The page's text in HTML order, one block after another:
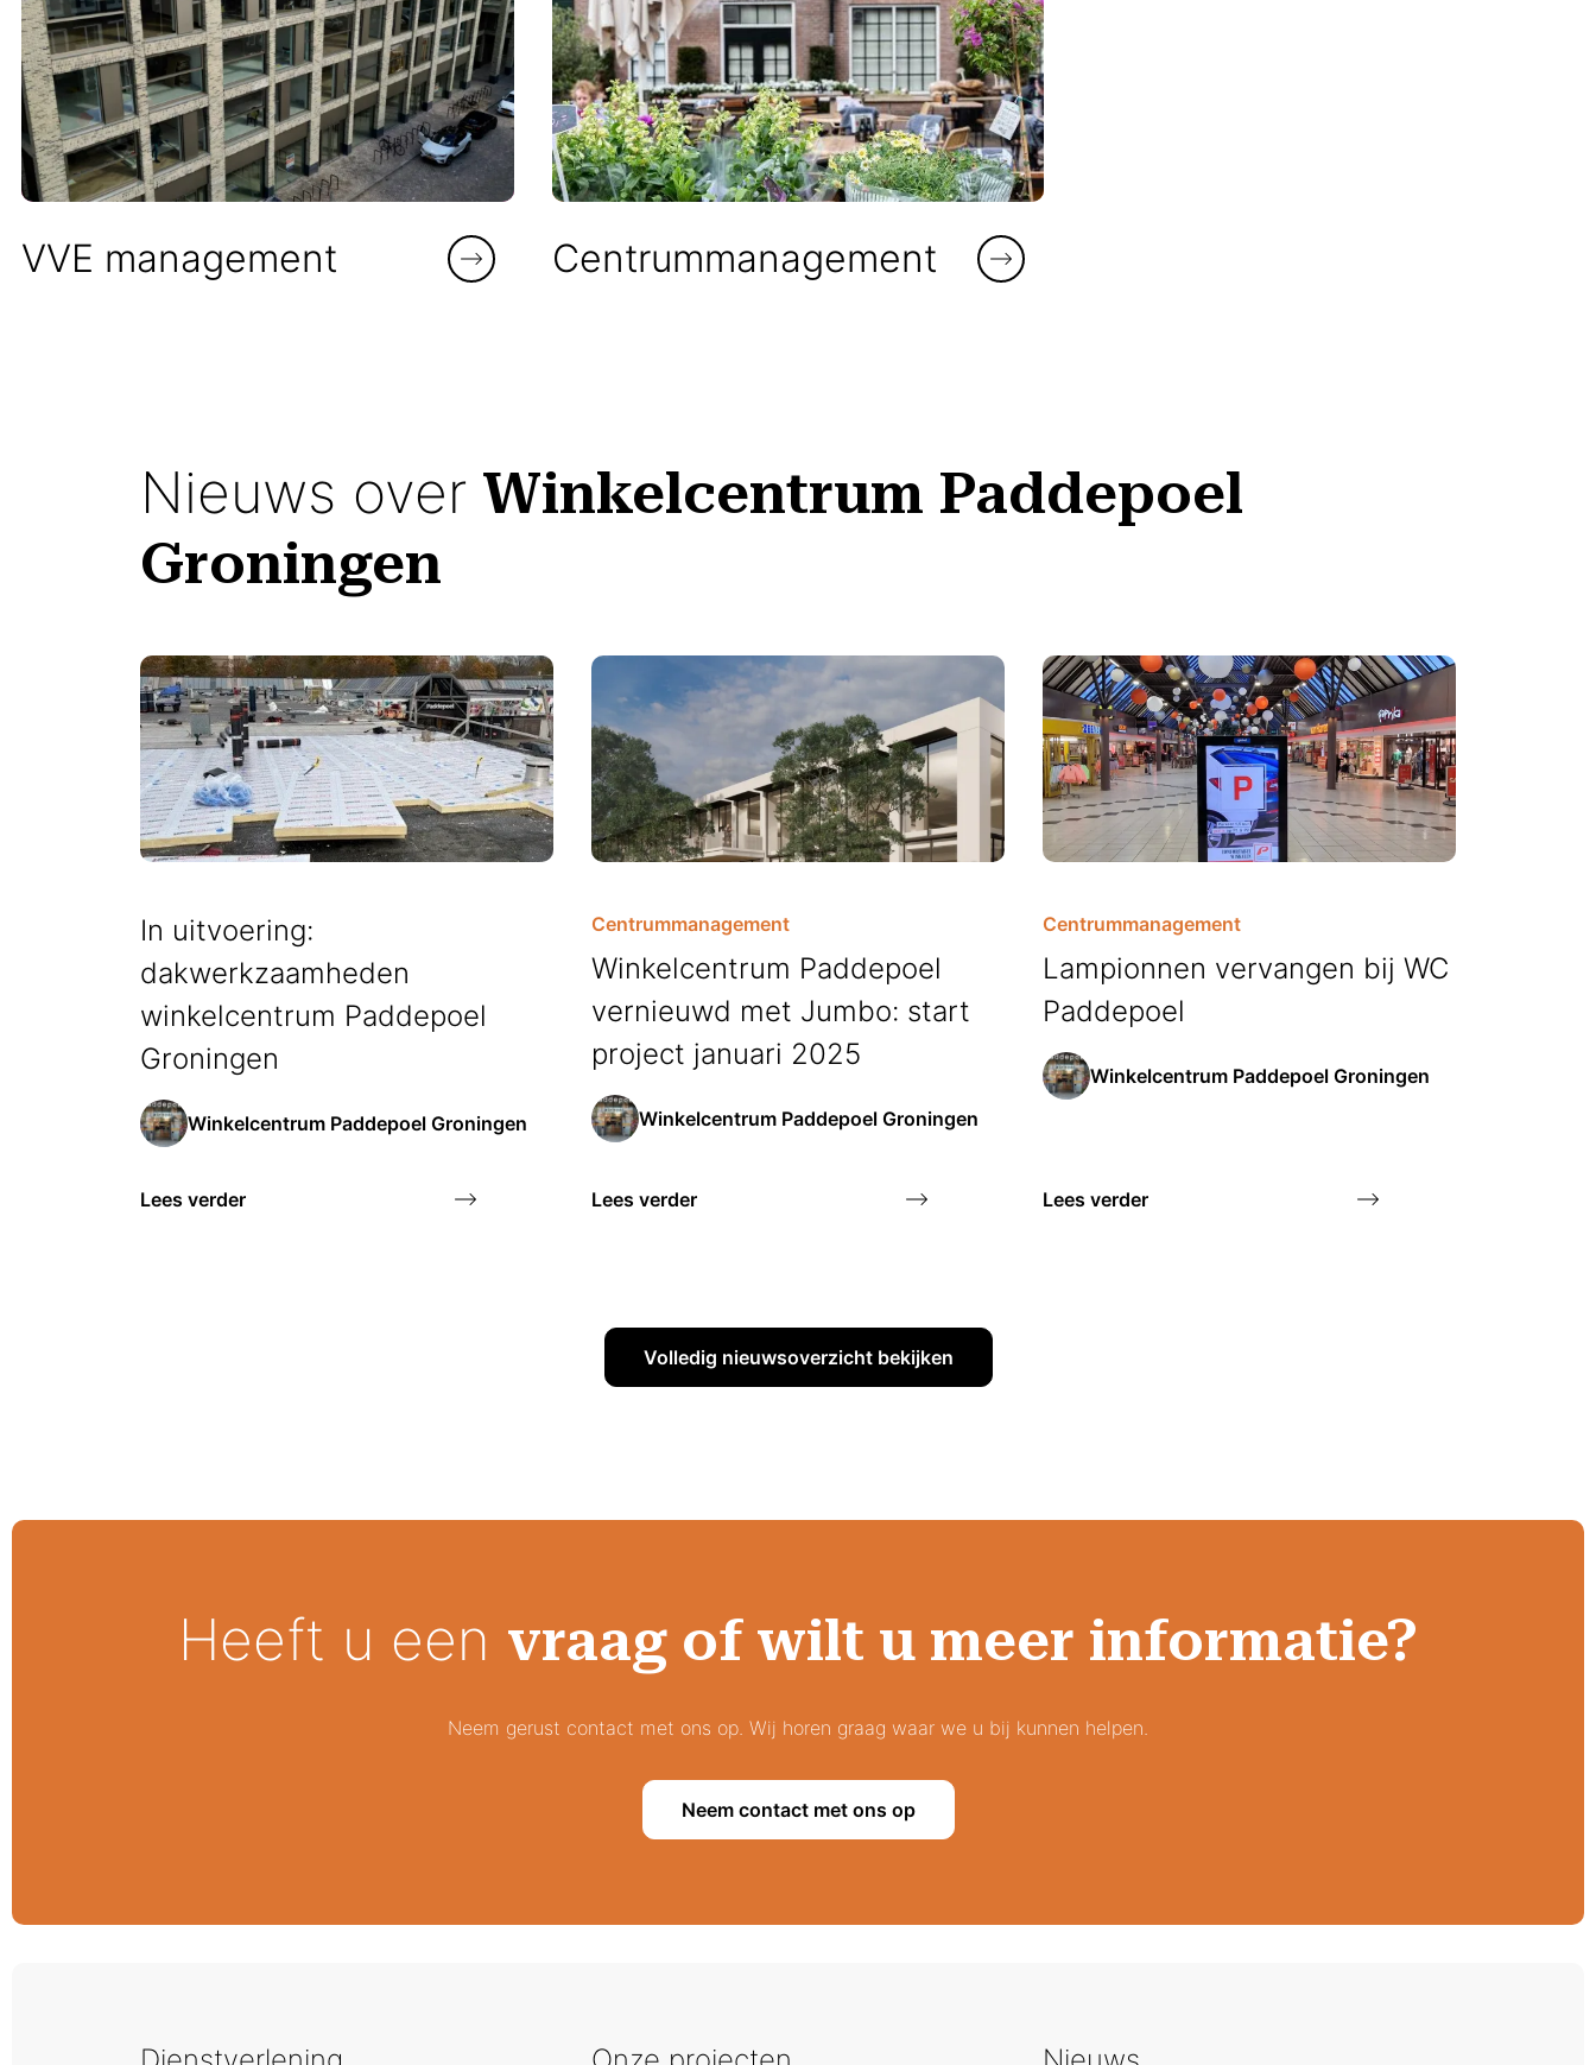
VVE management Centrummanagement
Nieuws over Winkelcentrum Paddepoel
Groningen
In uitvoering:
dakwerkzaamheden
winkelcentrum Paddepoel
Groningen
Winkelcentrum Paddepoel Groningen
Lees verder
Centrummanagement
Winkelcentrum Paddepoel
vernieuwd met Jumbo: start
project januari 2025
Winkelcentrum Paddepoel Groningen
Lees verder
Centrummanagement
Lampionnen vervangen bij WC
Paddepoel
Winkelcentrum Paddepoel Groningen
Lees verder
Volledig nieuwsoverzicht bekijken
Heeft u een vraag of wilt u meer informatie?
Neem gerust contact met ons op. Wij horen graag waar we u bij kunnen helpen.
Neem contact met ons op